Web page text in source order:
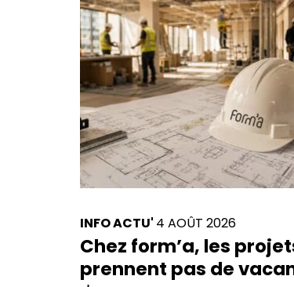
INFO ACTU' 4 AOÛT 2026
Chez form’a, les
prennent pas de